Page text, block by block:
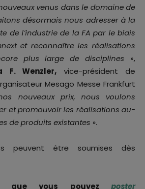
venus dans le domaine de
désormais nous adresser à la
de l’industrie de la FA par le biais
et reconnaître les réalisations
plus large de disciplines »,
F. Wenzler, vice-président de
Mesago Messe Frankfurt
nouveaux prix, nous voulons
et promouvoir les réalisations au-
de produits existantes ».
peuvent être soumises dès
que vous pouvez poster